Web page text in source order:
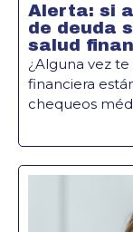
Alerta: si
de deuda
salud
¿Alguna vez
financiera
chequeos